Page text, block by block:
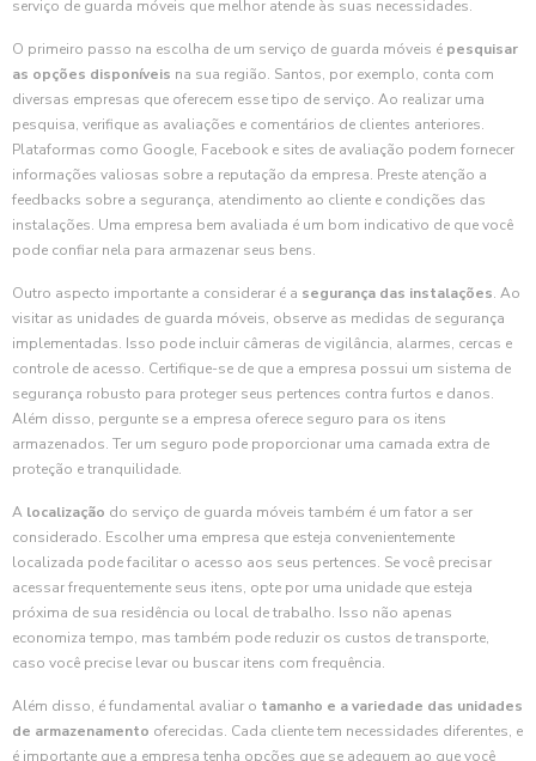
serviço de guarda móveis que melhor atende às suas necessidades.
O primeiro passo na escolha de um serviço de guarda móveis é pesquisar
as opções disponíveis na sua região. Santos, por exemplo, conta com
diversas empresas que oferecem esse tipo de serviço. Ao realizar uma
pesquisa, verifique as avaliações e comentários de clientes anteriores.
Plataformas como Google, Facebook e sites de avaliação podem fornecer
informações valiosas sobre a reputação da empresa. Preste atenção a
feedbacks sobre a segurança, atendimento ao cliente e condições das
instalações. Uma empresa bem avaliada é um bom indicativo de que você
pode confiar nela para armazenar seus bens.
Outro aspecto importante a considerar é a segurança das instalações. Ao
visitar as unidades de guarda móveis, observe as medidas de segurança
implementadas. Isso pode incluir câmeras de vigilância, alarmes, cercas e
controle de acesso. Certifique-se de que a empresa possui um sistema de
segurança robusto para proteger seus pertences contra furtos e danos.
Além disso, pergunte se a empresa oferece seguro para os itens
armazenados. Ter um seguro pode proporcionar uma camada extra de
proteção e tranquilidade.
A localização do serviço de guarda móveis também é um fator a ser
considerado. Escolher uma empresa que esteja convenientemente
localizada pode facilitar o acesso aos seus pertences. Se você precisar
acessar frequentemente seus itens, opte por uma unidade que esteja
próxima de sua residência ou local de trabalho. Isso não apenas
economiza tempo, mas também pode reduzir os custos de transporte,
caso você precise levar ou buscar itens com frequência.
Além disso, é fundamental avaliar o tamanho e a variedade das unidades
de armazenamento oferecidas. Cada cliente tem necessidades diferentes, e
é importante que a empresa tenha opções que se adequem ao que você